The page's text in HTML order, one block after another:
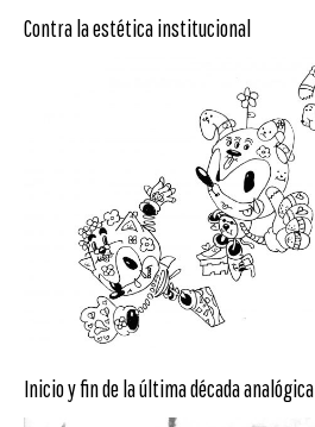
Contra la estética institucional
Inicio y fin de la última década analógica